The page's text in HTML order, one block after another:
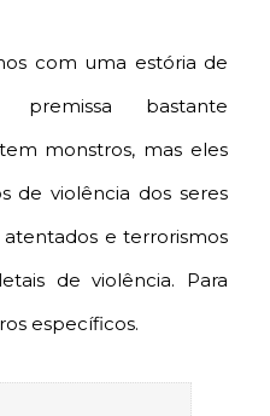
com uma estória de
bastante
monstros, mas eles
de violência dos seres
e terrorismos
de violência. Para
específicos.